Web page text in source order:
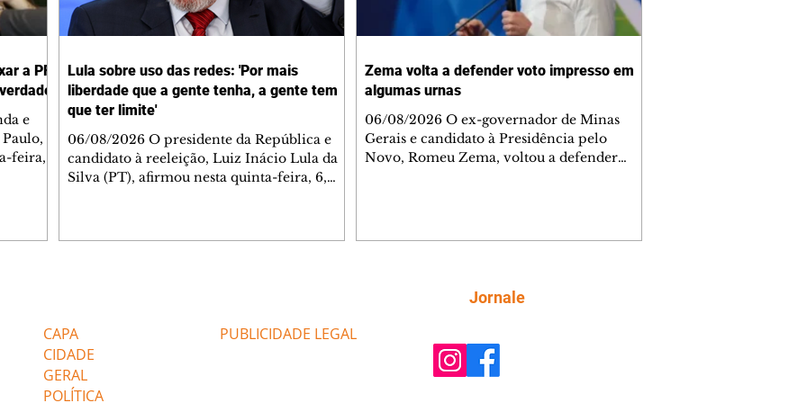
a PF
e
feira,
Lula sobre uso das redes: 'Por mais
liberdade que a gente tenha, a gente tem
que ter limite'
06/08/2026 O presidente da República e
candidato à reeleição, Luiz Inácio Lula da
Silva (PT), afirmou nesta quinta-feira, 6,
quando foi sancionado o projeto de lei que
endurece os
Zema volta a defender voto impresso em
algumas urnas
06/08/2026 O ex-governador de Minas
Gerais e candidato à Presidência pelo
Novo, Romeu Zema, voltou a defender
questionamentos por parte de algumas
pessoas, por que não coloca o voto
urnas para a posterior conferência
CAPA
CIDADE
GERAL
POLÍTICA
PUBLICIDADE LEGAL
Jornale